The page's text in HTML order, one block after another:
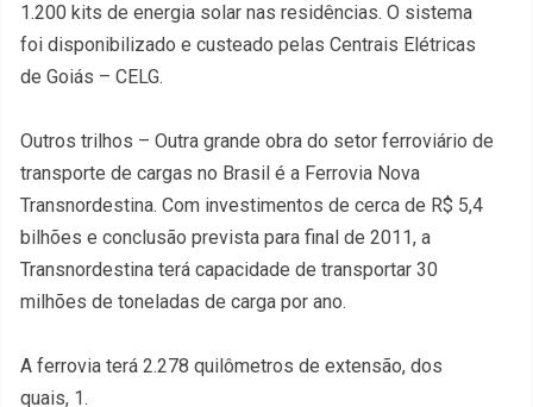
1.200 kits de energia solar nas residências. O sistema
foi disponibilizado e custeado pelas Centrais Elétricas
de Goiás – CELG.
Outros trilhos – Outra grande obra do setor ferroviário de
transporte de cargas no Brasil é a Ferrovia Nova
Transnordestina. Com investimentos de cerca de R$ 5,4
bilhões e conclusão prevista para final de 2011, a
Transnordestina terá capacidade de transportar 30
milhões de toneladas de carga por ano.
A ferrovia terá 2.278 quilômetros de extensão, dos
quais, 1.